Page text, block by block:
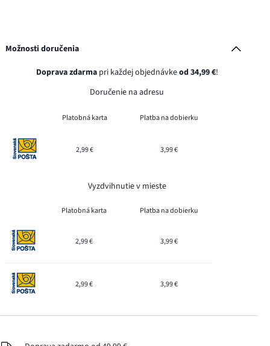
Možnosti doručenia
Doprava zdarmapri každej objednávkeod 34,99 €!
Doručenie na adresu
Platobná karta Platba na dobierku
2,99 € 3,99 €
Vyzdvihnutie v mieste
Platobná karta Platba na dobierku
2,99 € 3,99 €
2,99 € 3,99 €